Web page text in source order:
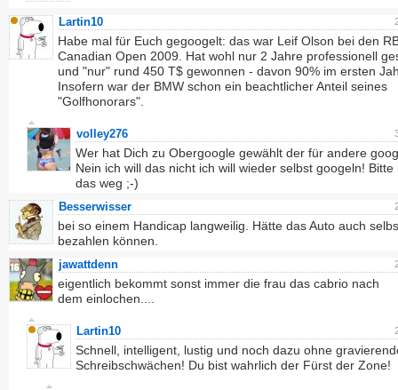
Lartin10
Habe mal für Euch gegoogelt: das war Leif Olson bei den
Canadian Open 2009. Hat wohl nur 2 Jahre professionell
und "nur" rund 450 T$ gewonnen - davon 90% im ersten
Insofern war der BMW schon ein beachtlicher Anteil seines
"Golfhonorars".
volley276
Wer hat Dich zu Obergoogle gewählt der für andere
Nein ich will das nicht ich will wieder selbst googeln! Bitte
das weg ;-)
Besserwisser
bei so einem Handicap langweilig. Hätte das Auto auch
bezahlen können.
jawattdenn
eigentlich bekommt sonst immer die frau das cabrio nach
dem einlochen....
Lartin10
Schnell, intelligent, lustig und noch dazu ohne
Schreibschwächen! Du bist wahrlich der Fürst der Zone!